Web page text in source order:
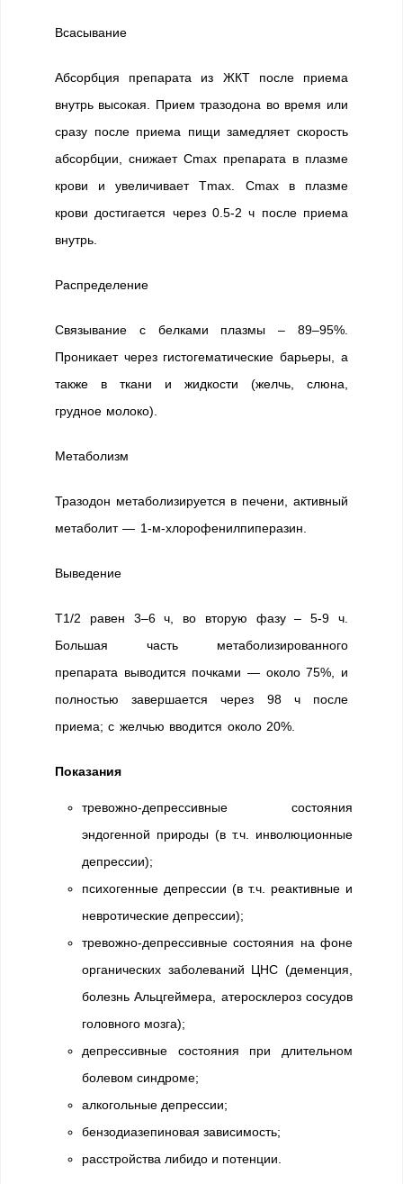
Всасывание
Абсорбция препарата из ЖКТ после приема
внутрь высокая. Прием тразодона во время или
сразу после приема пищи замедляет скорость
абсорбции, снижает Cmax препарата в плазме
крови и увеличивает Тmax. Cmax в плазме
крови достигается через 0.5-2 ч после приема
внутрь.
Распределение
Связывание с белками плазмы – 89–95%.
Проникает через гистогематические барьеры, а
также в ткани и жидкости (желчь, слюна,
грудное молоко).
Метаболизм
Тразодон метаболизируется в печени, активный
метаболит — 1-м-хлорофенилпиперазин.
Выведение
T1/2 равен 3–6 ч, во вторую фазу – 5-9 ч.
Большая часть метаболизированного
препарата выводится почками — около 75%, и
полностью завершается через 98 ч после
приема; с желчью вводится около 20%.
Показания
тревожно-депрессивные состояния
эндогенной природы (в т.ч. инволюционные
депрессии);
психогенные депрессии (в т.ч. реактивные и
невротические депрессии);
тревожно-депрессивные состояния на фоне
органических заболеваний ЦНС (деменция,
болезнь Альцгеймера, атеросклероз сосудов
головного мозга);
депрессивные состояния при длительном
болевом синдроме;
алкогольные депрессии;
бензодиазепиновая зависимость;
расстройства либидо и потенции.